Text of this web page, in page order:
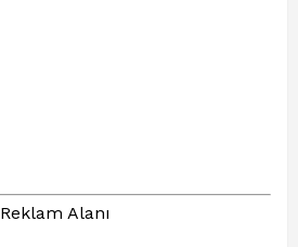
Reklam Alanı